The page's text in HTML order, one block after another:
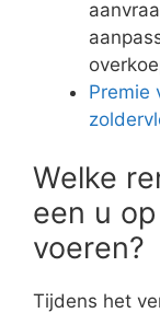
Premie
Welke
een u
voeren?
Tijdens het